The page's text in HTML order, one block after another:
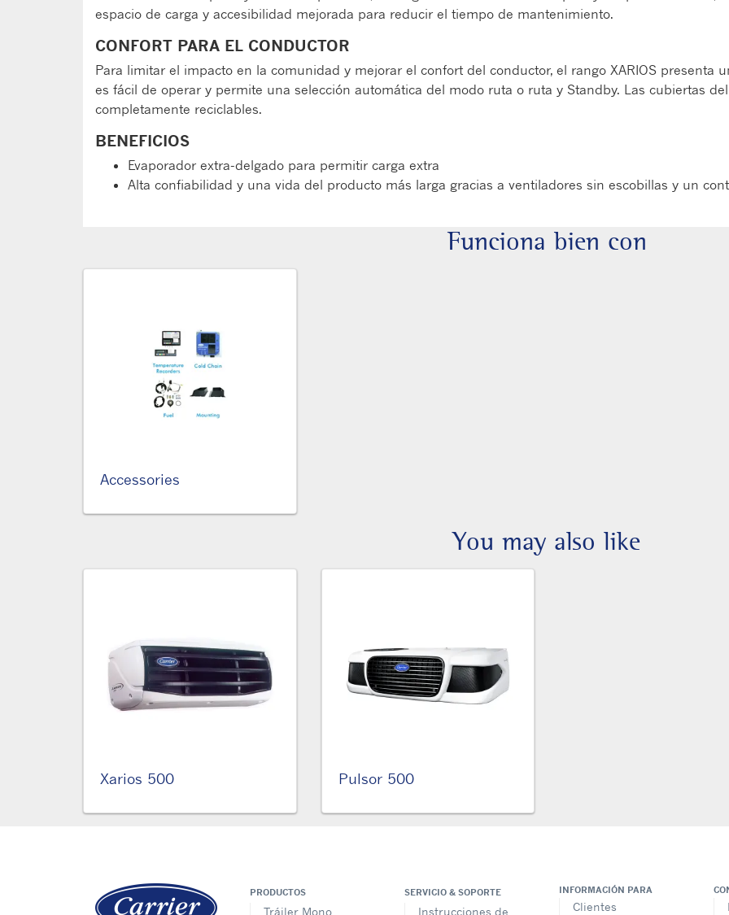
espacio de carga y accesibilidad mejorada para reducir el tiempo de mantenimiento.
CONFORT PARA EL CONDUCTOR
Para limitar el impacto en la comunidad y mejorar el confort del conductor, el rango XARIOS presenta
es fácil de operar y permite una selección automática del modo ruta o ruta y Standby. Las cubiertas
completamente reciclables.
BENEFICIOS
Evaporador extra-delgado para permitir carga extra
Alta confiabilidad y una vida del producto más larga gracias a ventiladores sin escobillas y un
Funciona bien con
Accessories
You may also like
Xarios 500 Pulsor 500
PRODUCTOS
Tráiler Mono
SERVICIO & SOPORTE
Instrucciones de
INFORMACIÓN PARA
Clientes